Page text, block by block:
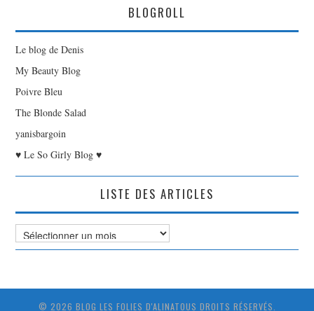
BLOGROLL
Le blog de Denis
My Beauty Blog
Poivre Bleu
The Blonde Salad
yanisbargoin
♥ Le So Girly Blog ♥
LISTE DES ARTICLES
Liste
des
© 2026 BLOG LES FOLIES D'ALINATOUS DROITS RÉSERVÉS.